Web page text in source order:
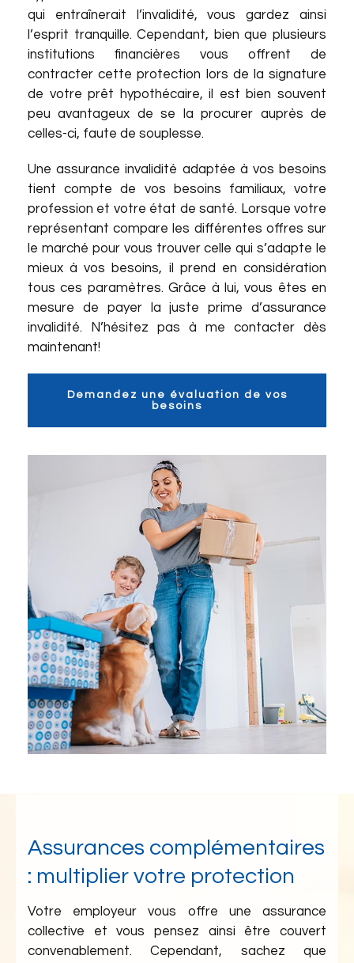
qui entraînerait l’invalidité, vous gardez ainsi
l’esprit tranquille. Cependant, bien que plusieurs
institutions financières vous offrent de
contracter cette protection lors de la signature
de votre prêt hypothécaire, il est bien souvent
peu avantageux de se la procurer auprès de
celles-ci, faute de souplesse.
Une assurance invalidité adaptée à vos besoins
tient compte de vos besoins familiaux, votre
profession et votre état de santé. Lorsque votre
représentant compare les différentes offres sur
le marché pour vous trouver celle qui s’adapte le
mieux à vos besoins, il prend en considération
tous ces paramètres. Grâce à lui, vous êtes en
mesure de payer la juste prime d’assurance
invalidité. N’hésitez pas à me contacter dès
maintenant!
Demandez une évaluation de vos
besoins
Assurances complémentaires
: multiplier votre protection
Votre employeur vous offre une assurance
collective et vous pensez ainsi être couvert
convenablement. Cependant, sachez que